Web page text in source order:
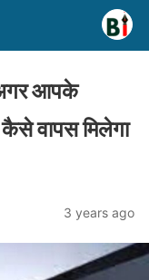
आपके
वापस मिलेगा
3 years ago